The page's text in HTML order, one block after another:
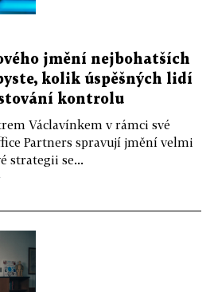
jmění nejbohatších
kolik úspěšných lidí
kontrolu
Václavínkem v rámci své
Partners spravují jmění velmi
strategii se...